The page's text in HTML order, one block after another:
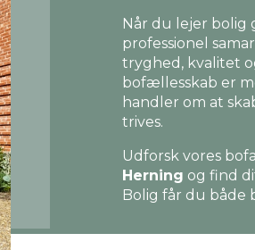
Når du lejer bolig
professionel
tryghed, kvalitet
bofællesskab er
handler om at
trives.
Udforsk vores
Herning og find
Bolig får du både